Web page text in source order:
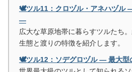
🕊️ツル11：クロヅル・アネハヅル
―
広大な草原地帯に暮らすツルたち
生態と渡りの特徴を紹介します。
🕊️ツル12：ソデグロヅル ― 最大